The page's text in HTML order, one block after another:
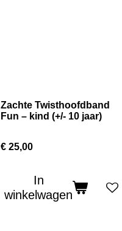
Zachte Twisthoofdband
Fun – kind (+/- 10 jaar)
€ 25,00
In
winkelwagen